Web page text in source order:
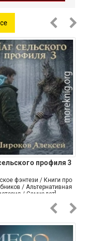
профиля 3
фэнтези / Книги про
/ Альтернативная
/ Самиздат]